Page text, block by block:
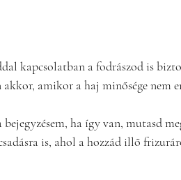
kapcsolatban a fodrászod is
amikor a haj minősége nem
ha így van, mutasd
is, ahol a hozzád illő